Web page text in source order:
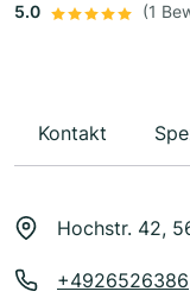
5.0
(1
Kontakt
Hochstr. 42,
+4926526386